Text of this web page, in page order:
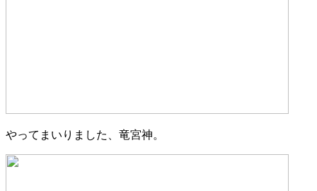
やってまいりました、竜宮神。